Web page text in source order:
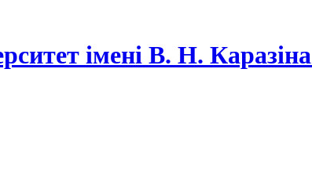
імені В. Н. Каразіна